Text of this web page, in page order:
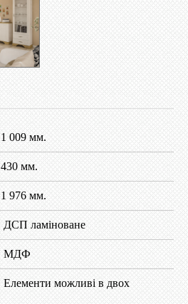
1 009 мм.
430 мм.
1 976 мм.
ДСП ламіноване
МДФ
Елементи можливі в двох